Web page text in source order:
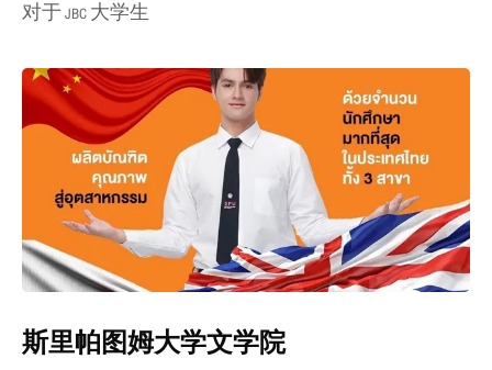
对于 JBC 大学生
斯里帕图姆大学文学院